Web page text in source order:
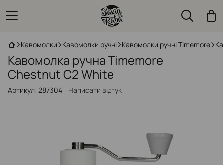
Кавомолки Кавомолки ручні Кавомолки ручні Timemore
Кавомолка ручна Timemore
Chestnut C2 White
Артикул: 287304 Написати відгук